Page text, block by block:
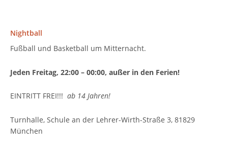
Nightball
Fußball und Basketball um Mitternacht.
Jeden Freitag, 22:00 – 00:00, außer in den Ferien!
EINTRITT FREI!!! ab 14 Jahren!
Turnhalle, Schule an der Lehrer-Wirth-Straße 3, 81829
München